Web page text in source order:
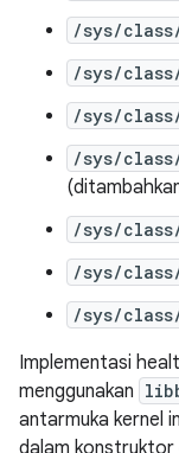
/sys/
/sys/
/sys/
/sys/
/sys/
/sys/
/sys/
Implementasi
menggunakan
antarmuka kernel
dalam konstruktor